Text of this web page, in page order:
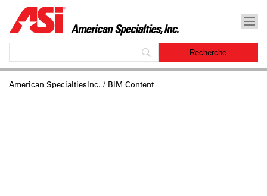
American SpecialtiesInc. / BIM Content